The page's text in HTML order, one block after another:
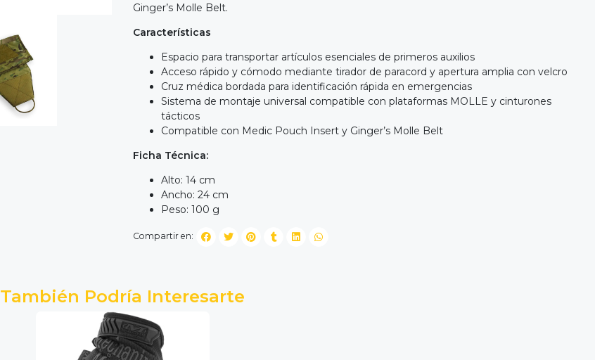
Ginger’s Molle Belt.
Características
Espacio para transportar artículos esenciales de primeros auxilios
Acceso rápido y cómodo mediante tirador de paracord y apertura amplia con velcro
Cruz médica bordada para identificación rápida en emergencias
Sistema de montaje universal compatible con plataformas MOLLE y cinturones
tácticos
Compatible con Medic Pouch Insert y Ginger’s Molle Belt
Ficha Técnica:
Alto: 14 cm
Ancho: 24 cm
Peso: 100 g
Compartir en:
También Podría Interesarte